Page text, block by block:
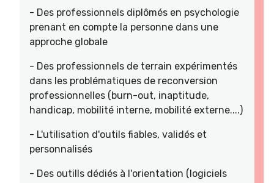
- Des professionnels diplômés en psychologie
prenant en compte la personne dans une
approche globale
- Des professionnels de terrain expérimentés
dans les problématiques de reconversion
professionnelles (burn-out, inaptitude,
handicap, mobilité interne, mobilité externe....)
- L'utilisation d'outils fiables, validés et
personnalisés
- Des outills dédiés à l'orientation (logiciels